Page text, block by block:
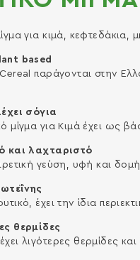
για κιμά, κεφτεδάκια,
based
παράγονται στην
σόγια
µίγµα για Κιµά έχει ως
και λαχταριστό
γεύση, υφή και
έχει την ίδια
θερμίδες
λιγότερες θερµίδες